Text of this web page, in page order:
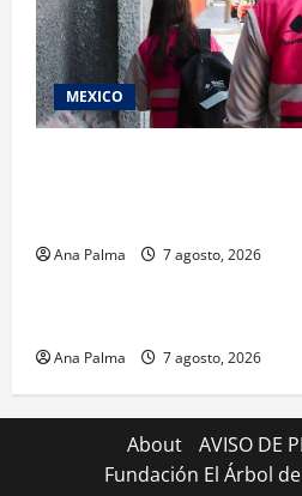
MEXICO
Ana Palma 7 agosto, 2026
Estados Portada
Ana Palma 7 agosto, 2026
About
AVISO DE
Fundación El Árbol